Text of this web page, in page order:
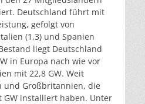
Deutschland führt mit
gefolgt von
(1,3) und Spanien
liegt Deutschland
in Europa nach wie vor
mit 22,8 GW. Weit
und Großbritannien, die
GW installiert haben. Unter